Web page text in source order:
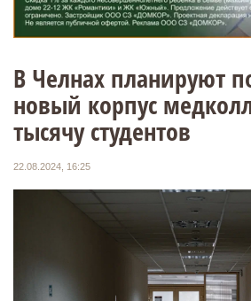
В Челнах планируют
новый корпус
тысячу студентов
22.08.2024, 16:25